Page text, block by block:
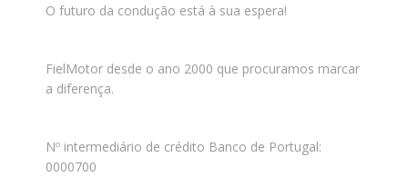
O futuro da condução está à sua espera!
FielMotor desde o ano 2000 que procuramos marcar
a diferença.
Nº intermediário de crédito Banco de Portugal:
0000700